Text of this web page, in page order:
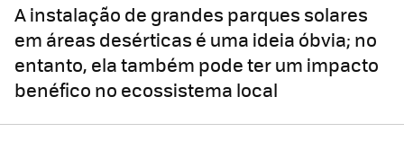
A instalação de grandes parques solares
em áreas desérticas é uma ideia óbvia; no
entanto, ela também pode ter um impacto
benéfico no ecossistema local